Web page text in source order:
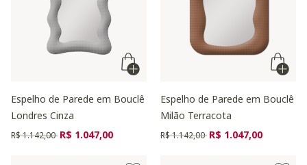
Espelho de Parede em Bouclê
Londres Cinza
Preço reduzido de
R$ 1.142,00 para
R$ 1.047,00
Espelho de Parede em Bouclê
Milão Terracota
Preço reduzido de
R$ 1.142,00 para
R$ 1.047,00